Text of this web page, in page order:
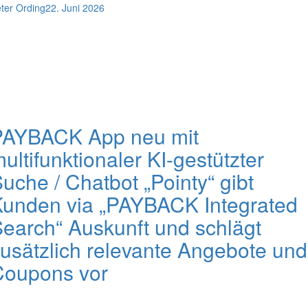
Ording22. Juni 2026
App neu mit
KI-gestützter
/ Chatbot „Pointy“ gibt
via „PAYBACK Integrated
Auskunft und schlägt
relevante Angebote und
vor